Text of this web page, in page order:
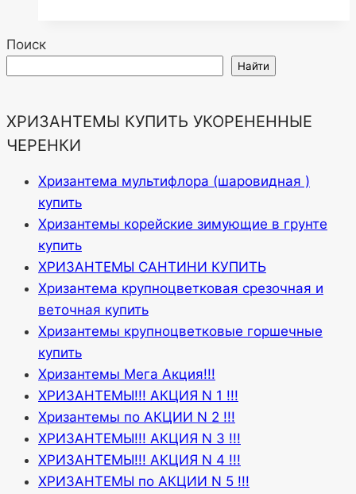
Поиск
Найти
ХРИЗАНТЕМЫ КУПИТЬ УКОРЕНЕННЫЕ
ЧЕРЕНКИ
Хризантема мультифлора (шаровидная )
купить
Хризантемы корейские зимующие в грунте
купить
ХРИЗАНТЕМЫ САНТИНИ КУПИТЬ
Хризантема крупноцветковая срезочная и
веточная купить
Хризантемы крупноцветковые горшечные
купить
Хризантемы Мега Акция!!!
ХРИЗАНТЕМЫ!!! АКЦИЯ N 1 !!!
Хризантемы по АКЦИИ N 2 !!!
ХРИЗАНТЕМЫ!!! АКЦИЯ N 3 !!!
ХРИЗАНТЕМЫ!!! АКЦИЯ N 4 !!!
ХРИЗАНТЕМЫ по АКЦИИ N 5 !!!